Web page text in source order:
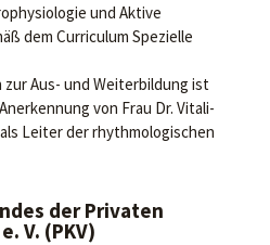
und Aktive
dem Curriculum Spezielle
Aus- und Weiterbildung ist
von Frau Dr. Vitali-
Leiter der rhythmologischen
der Privaten
V. (PKV)